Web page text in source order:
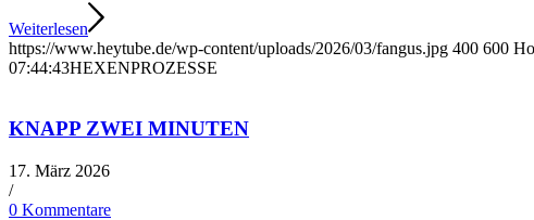
Weiterlesen
https://www.heytube.de/wp-content/uploads/2026/03/fangus.jpg 400 600
07:44:43HEXENPROZESSE
KNAPP ZWEI MINUTEN
17. März 2026
/
0 Kommentare